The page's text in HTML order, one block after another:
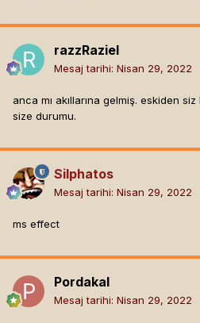
razzRaziel
Mesaj tarihi: Nisan 29, 2022
anca mı akıllarına gelmiş. eskiden
size durumu.
Silphatos
Mesaj tarihi: Nisan 29, 2022
ms effect
Pordakal
Mesaj tarihi: Nisan 29, 2022